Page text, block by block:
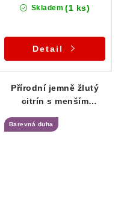
Skladem (1 ks)
Detail
Přírodní jemně žlutý
citrín s menším
Barevná duha